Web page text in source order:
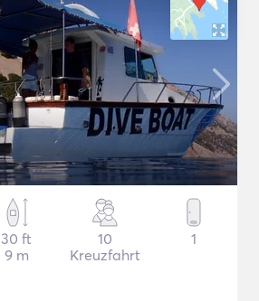
30 ft
9 m
10
Kreuzfahrt
1